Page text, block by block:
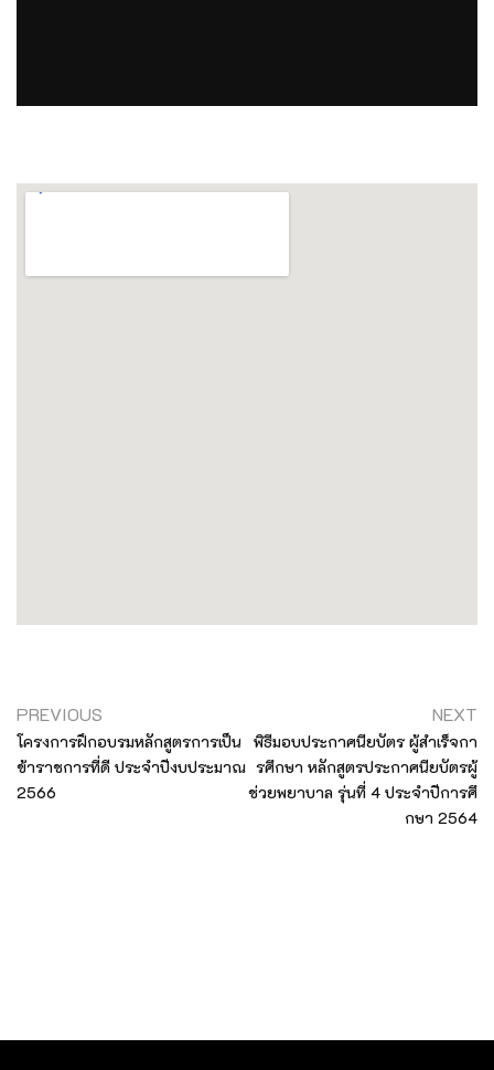
PREVIOUS
โครงการฝึกอบรมหลักสูตรการเป็น
ข้าราชการที่ดี ประจำปีงบประมาณ
2566
NEXT
พิธีมอบประกาศนียบัตร ผู้สำเร็จกา
รศึกษา หลักสูตรประกาศนียบัตรผู้
ช่วยพยาบาล รุ่นที่ 4 ประจำปีการศึ
กษา 2564